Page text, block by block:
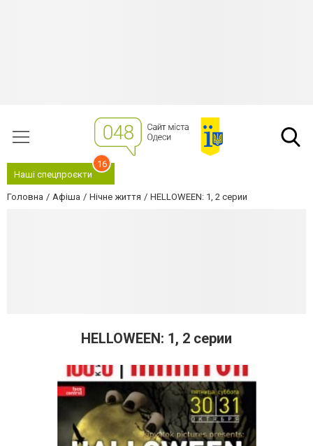
Наші спецпроєкти
16
Головна Афіша Нічне життя HELLOWEEN: 1, 2 серии
HELLOWEEN: 1, 2 серии